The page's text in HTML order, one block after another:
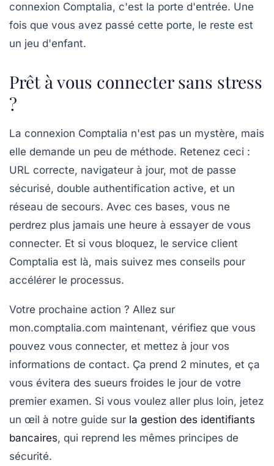
connexion Comptalia, c'est la porte d'entrée. Une
fois que vous avez passé cette porte, le reste est
un jeu d'enfant.
Prêt à vous connecter sans stress
?
La connexion Comptalia n'est pas un mystère, mais
elle demande un peu de méthode. Retenez ceci :
URL correcte, navigateur à jour, mot de passe
sécurisé, double authentification active, et un
réseau de secours. Avec ces bases, vous ne
perdrez plus jamais une heure à essayer de vous
connecter. Et si vous bloquez, le service client
Comptalia est là, mais suivez mes conseils pour
accélérer le processus.
Votre prochaine action ? Allez sur
mon.comptalia.com maintenant, vérifiez que vous
pouvez vous connecter, et mettez à jour vos
informations de contact. Ça prend 2 minutes, et ça
vous évitera des sueurs froides le jour de votre
premier examen. Si vous voulez aller plus loin, jetez
un œil à notre guide sur la gestion des identifiants
bancaires, qui reprend les mêmes principes de
sécurité.